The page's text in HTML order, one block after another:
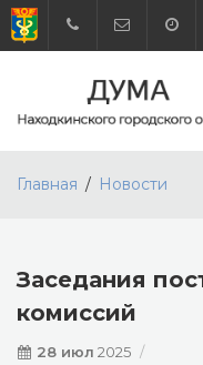
Главная Новости
Заседания
комиссий
28 июл 2025